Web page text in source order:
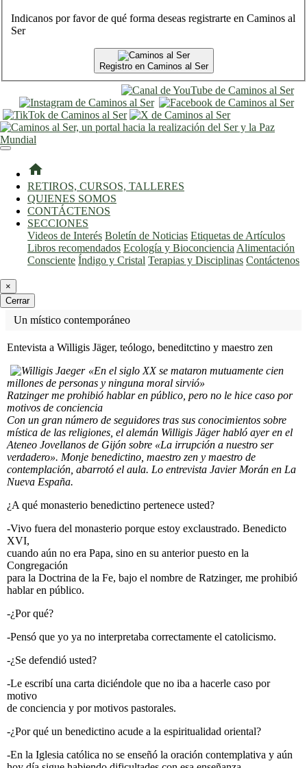
Indicanos por favor de qué forma deseas registrarte en Caminos al
Ser
Registro en Caminos al Ser
home
RETIROS, CURSOS, TALLERES
QUIENES SOMOS
CONTÁCTENOS
SECCIONES
Videos de Interés Boletín de Noticias Etiquetas de Artículos
Libros recomendados Ecología y Bioconciencia Alimentación
Consciente Índigo y Cristal Terapias y Disciplinas Contáctenos
×
Cerrar
Un místico contemporáneo
Entevista a Willigis Jäger, teólogo, beneditctino y maestro zen
«En el siglo XX se mataron mutuamente cien
millones de personas y ninguna moral sirvió»
Ratzinger me prohibió hablar en público, pero no le hice caso por
motivos de conciencia
Con un gran número de seguidores tras sus conocimientos sobre
mística de las religiones, el alemán Willigis Jäger habló ayer en el
Ateneo Jovellanos de Gijón sobre «La irrupción a nuestro ser
verdadero». Monje benedictino, maestro zen y maestro de
contemplación, abarrotó el aula. Lo entrevista Javier Morán en La
Nueva España.
¿A qué monasterio benedictino pertenece usted?
-Vivo fuera del monasterio porque estoy exclaustrado. Benedicto
XVI,
cuando aún no era Papa, sino en su anterior puesto en la
Congregación
para la Doctrina de la Fe, bajo el nombre de Ratzinger, me prohibió
hablar en público.
-¿Por qué?
-Pensó que yo ya no interpretaba correctamente el catolicismo.
-¿Se defendió usted?
-Le escribí una carta diciéndole que no iba a hacerle caso por
motivo
de conciencia y por motivos pastorales.
-¿Por qué un benedictino acude a la espiritualidad oriental?
-En la Iglesia católica no se enseñó la oración contemplativa y aún